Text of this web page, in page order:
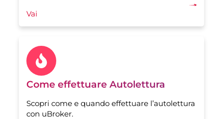
Vai
Come effettuare Autolettura
Scopri come e quando effettuare l’autolettura
con uBroker.